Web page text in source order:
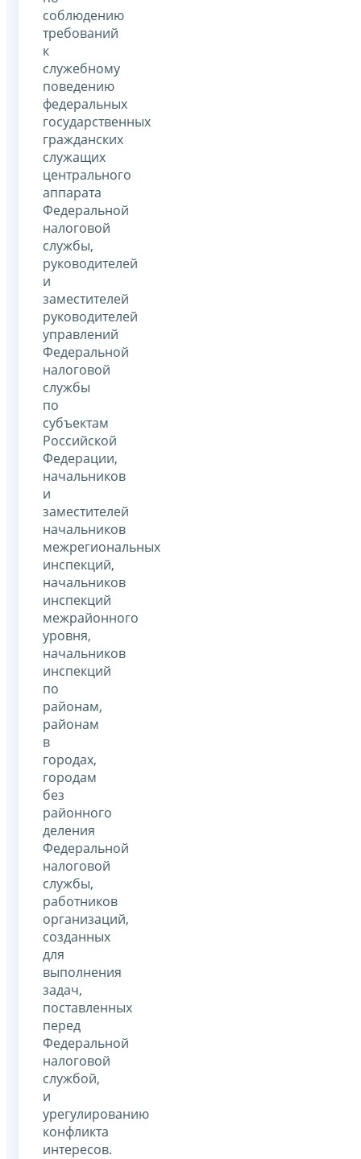
соблюдению
требований
к
служебному
поведению
федеральных
государственных
гражданских
служащих
центрального
аппарата
Федеральной
налоговой
службы,
руководителей
и
заместителей
руководителей
управлений
Федеральной
налоговой
службы
по
субъектам
Российской
Федерации,
начальников
и
заместителей
начальников
межрегиональных
инспекций,
начальников
инспекций
межрайонного
уровня,
начальников
инспекций
по
районам,
районам
в
городах,
городам
без
районного
деления
Федеральной
налоговой
службы,
работников
организаций,
созданных
для
выполнения
задач,
поставленных
перед
Федеральной
налоговой
службой,
и
урегулированию
конфликта
интересов.